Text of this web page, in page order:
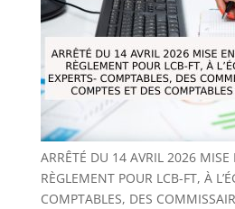
ARRÊTÉ DU 14 AVRIL 2026 MISE
RÈGLEMENT POUR LCB-FT, À
COMPTABLES, DES